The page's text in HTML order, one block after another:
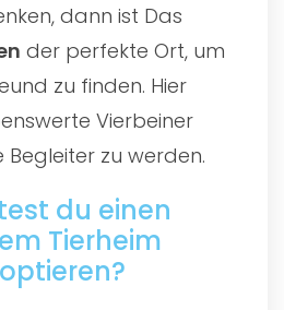
dann ist Das
der perfekte Ort, um
zu finden. Hier
Vierbeiner
zu werden.
du einen
Tierheim